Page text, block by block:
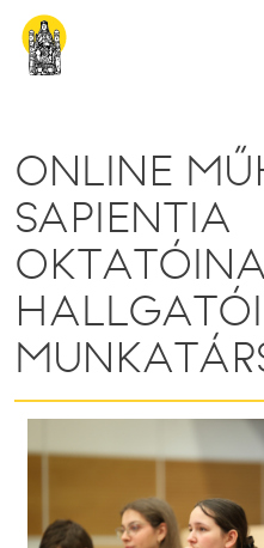
Ugrás a tartalomra
ONLINE
SAPIENTIA